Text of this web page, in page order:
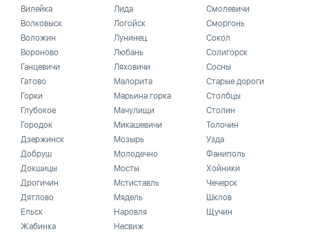
Вилейка
Волковыск
Воложин
Вороново
Ганцевичи
Гатово
Горки
Глубокое
Городок
Дзержинск
Добруш
Докшицы
Дрогичин
Дятлово
Ельск
Жабинка
Лида
Логойск
Лунинец
Любань
Ляховичи
Малорита
Марьина горка
Мачулищи
Микашевичи
Мозырь
Молодечно
Мосты
Мстиставль
Мядель
Наровля
Несвиж
Смолевичи
Сморгонь
Сокол
Солигорск
Сосны
Старые дороги
Столбцы
Столин
Толочин
Узда
Фаниполь
Хойники
Чечерск
Шклов
Щучин